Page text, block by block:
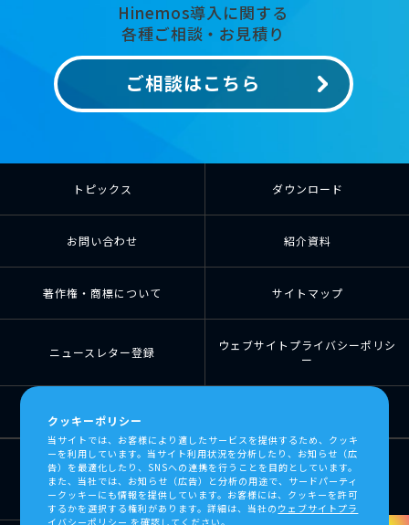
Hinemos導入に関する
各種ご相談・お見積り
ご相談はこちら
トピックス ダウンロード
お問い合わせ 紹介資料
著作権・商標について サイトマップ
ニュースレター登録
ウェブサイトプライバシーポリシ
ー
クッキーポリシー
当サイトでは、お客様により適したサービスを提供するため、クッキ
ーを利用しています。当サイト利用状況を分析したり、お知らせ（広
告）を最適化したり、SNSへの連携を行うことを目的としています。
また、当社では、お知らせ（広告）と分析の用途で、サードパーティ
ークッキーにも情報を提供しています。お客様には、クッキーを許可
するかを選択する権利があります。詳細は、当社の ウェブサイトプラ
イバシーポリシー を確認してください。